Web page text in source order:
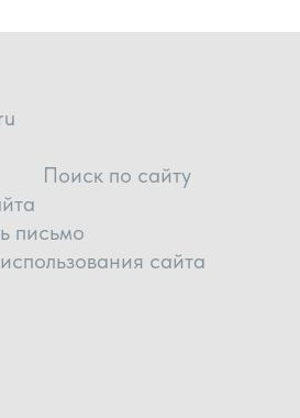
Поиск по сайту
письмо
сайта